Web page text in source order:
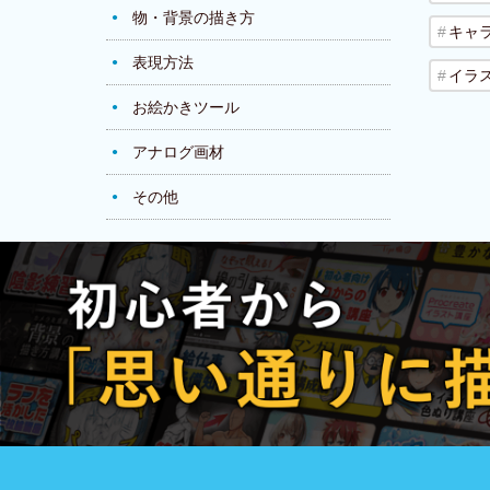
物・背景の描き方
表現方法
お絵かきツール
アナログ画材
その他
キャ
イラ